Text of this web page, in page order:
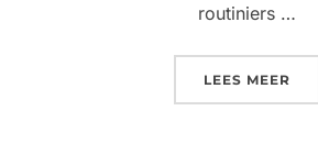
routiniers …
LEES MEER